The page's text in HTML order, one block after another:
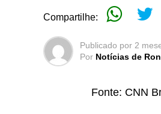
Compartilhe:
Publicado por 2
Por Notícias de
Fonte: CNN